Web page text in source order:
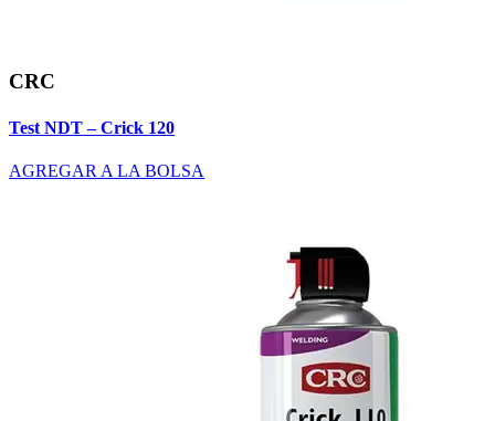
CRC
Test NDT – Crick 120
AGREGAR A LA BOLSA